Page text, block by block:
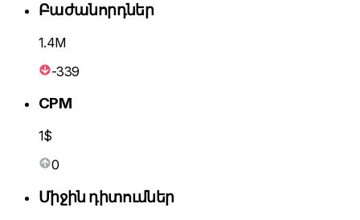
Բաժանորդներ
1.4M
-339
CPM
1$
0
Միջին դիտումներ